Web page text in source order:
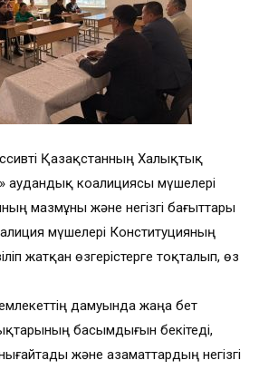
Қазақстанның Халықтық
аудандық коалициясы мүшелері
мазмұны және негізгі бағыттары
мүшелері Конституцияның
жатқан өзгерістерге тоқталып, өз
дамуында жаңа бет
басымдығын бекітеді,
және азаматтардың негізгі